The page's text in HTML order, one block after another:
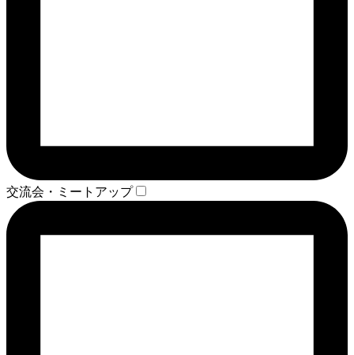
交流会・ミートアップ